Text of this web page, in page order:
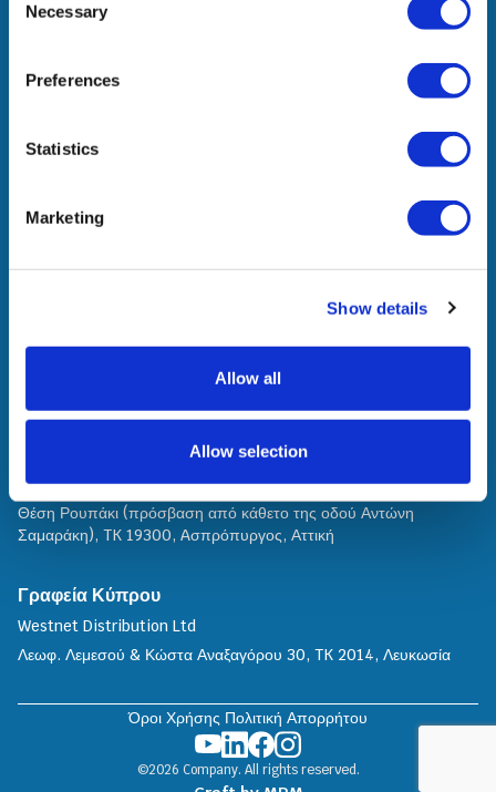
Selection
Necessary
Preferences
Statistics
Marketing
Show details
Allow all
Allow selection
Η Δραστηριότητά μας
Βραβεία & Διακρίσεις
Επικοινωνία
Γραφεία
Γραφείο Πωλήσεων Β. Ελλάδος
Γιαννιτσών 90, ΤΚ 546 27, Θεσσαλονίκη
Service Center
Θέση Ρουπάκι (πρόσβαση από κάθετο της οδού Αντώνη
Σαμαράκη), TK 19300, Aσπρόπυργος, Αττική
Γραφεία Κύπρου
Westnet Distribution Ltd
Λεωφ. Λεμεσού & Κώστα Αναξαγόρου 30, TK 2014, Λευκωσία
©2026 Company. All rights reserved.
Όροι Χρήσης Πολιτική Απορρήτου